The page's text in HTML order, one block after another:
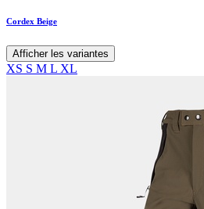
Cordex Beige
Afficher les variantes
XS S M L XL